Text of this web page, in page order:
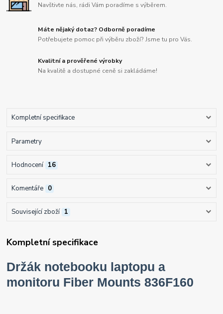
Navštivte nás, rádi Vám poradíme s výběrem.
Máte nějaký dotaz? Odborně poradíme
Potřebujete pomoc při výběru zboží? Jsme tu pro Vás.
Kvalitní a prověřené výrobky
Na kvalitě a dostupné ceně si zakládáme!
Kompletní specifikace
Parametry
Hodnocení 16
Komentáře 0
Související zboží 1
Kompletní specifikace
Držák notebooku laptopu a
monitoru Fiber Mounts 836F160